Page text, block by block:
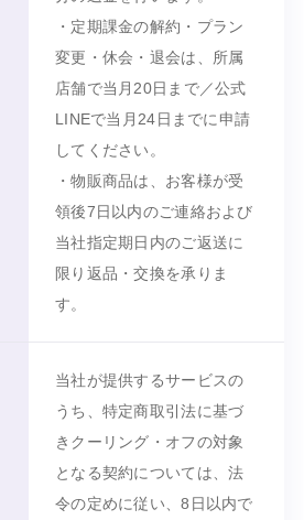
・定期課金の解約・プラン
変更・休会・退会は、所属
店舗で当月20日まで／公式
LINEで当月24日までに申請
してください。
・物販商品は、お客様が受
領後7日以内のご連絡および
当社指定期日内のご返送に
限り返品・交換を承りま
す。
当社が提供するサービスの
うち、特定商取引法に基づ
きクーリング・オフの対象
となる契約については、法
令の定めに従い、8日以内で